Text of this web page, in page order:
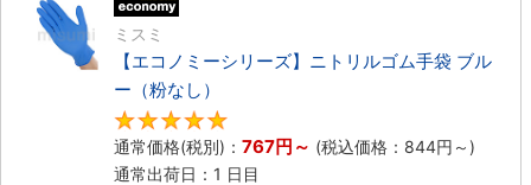
ミスミ
【エコノミーシリーズ】ニトリルゴム手袋 ブル
ー（粉なし）
通常価格(税別)： 767円 ～ (税込価格： 844円 ～)
通常出荷日：1 日目